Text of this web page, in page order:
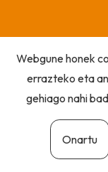
Webgune honek
errazteko eta
gehiago nahi
Onartu